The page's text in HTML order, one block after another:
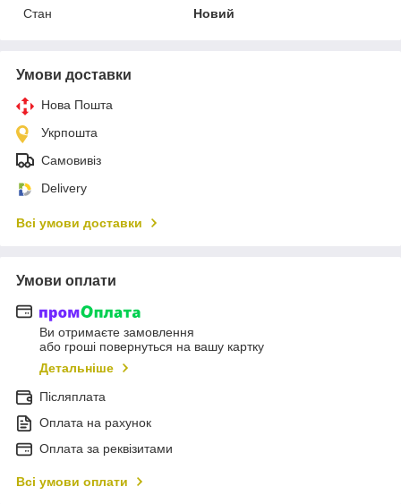
Стан
Новий
Умови доставки
Нова Пошта
Укрпошта
Самовивіз
Delivery
Всі умови доставки
Умови оплати
Ви отримаєте замовлення
або гроші повернуться на вашу картку
Детальніше
Післяплата
Оплата на рахунок
Оплата за реквізитами
Всі умови оплати